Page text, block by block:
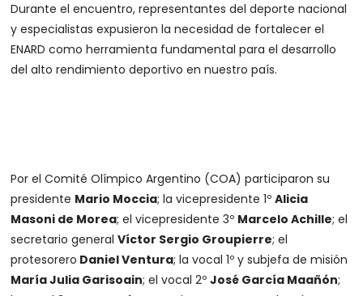
Durante el encuentro, representantes del deporte nacional
y especialistas expusieron la necesidad de fortalecer el
ENARD como herramienta fundamental para el desarrollo
del alto rendimiento deportivo en nuestro país.
Por el Comité Olímpico Argentino (COA) participaron su
presidente Mario Moccia; la vicepresidente 1ºAlicia
Masoni de Morea; el vicepresidente 3º Marcelo Achille; el
secretario generalVíctor Sergio Groupierre; el
protesorero Daniel Ventura; la vocal 1º y subjefa de misión
María Julia Garisoain; el vocal 2ºJosé García Maañón;